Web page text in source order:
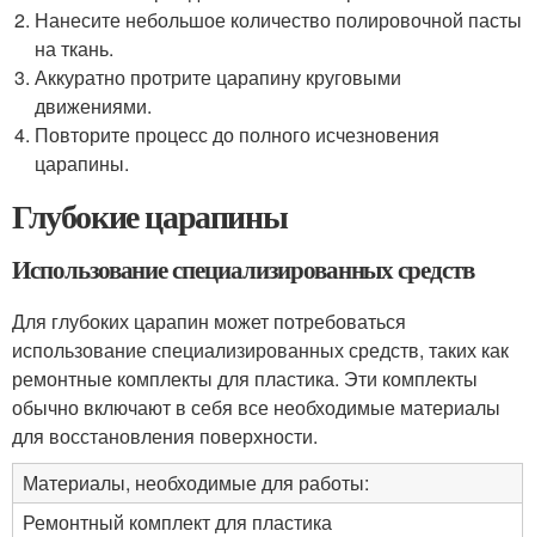
Нанесите небольшое количество полировочной пасты
на ткань.
Аккуратно протрите царапину круговыми
движениями.
Повторите процесс до полного исчезновения
царапины.
Глубокие царапины
Использование специализированных средств
Для глубоких царапин может потребоваться
использование специализированных средств, таких как
ремонтные комплекты для пластика. Эти комплекты
обычно включают в себя все необходимые материалы
для восстановления поверхности.
Материалы, необходимые для работы:
Ремонтный комплект для пластика